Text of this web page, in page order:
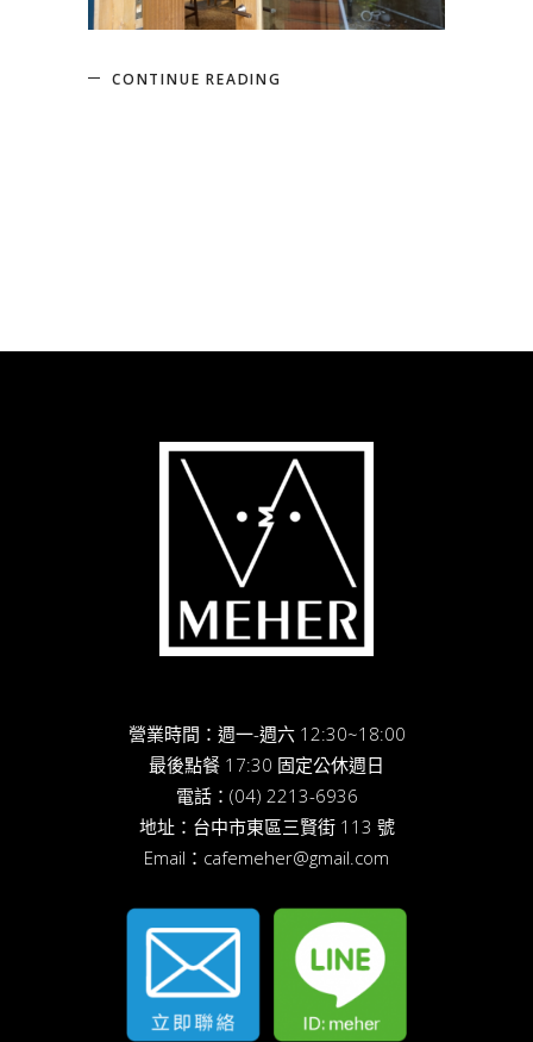
CONTINUE READING
營業時間：週一-週六 12:30~18:00
最後點餐 17:30 固定公休週日
電話： (04) 2213-6936
地址： 台中市東區三賢街 113 號
Email： cafemeher@gmail.com